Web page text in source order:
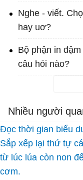
Nghe - viết.
hay uơ?
Bộ phận in
câu hỏi nào?
Nhiều người
Đọc thời gian biểu
Sắp xếp lại thứ tự
từ lúc lúa còn non
cơm.